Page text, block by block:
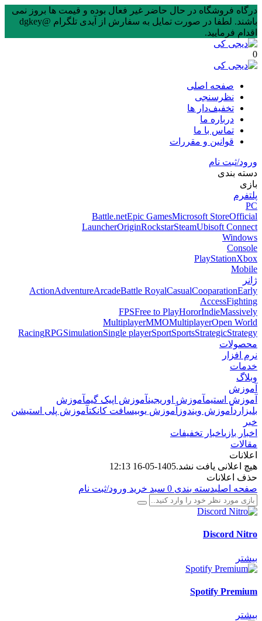
درگاه فروشگاه در حال حاضر غیر فعال بوده و قیمت ها بروز نمی
باشند. لطفا در صورت تمایل به سفارش از آیدی تلگرام @dgkey
اقدام فرمایید.
0
صفحه اصلی
نظرسنجی
تخفیف‌دار ها
درباره ما
تماس با ما
قوانین و مقررات
ورود/ثبت نام
دسته بندی
بازی
پلتفرم
PC
Battle.netEpic GamesMicrosoft StoreOfficial
LauncherOriginRockstarSteamUbisoft Connect
Windows
Console
PlayStationXbox
Mobile
ژانر
ActionAdventureArcadeBattle RoyalCasualCooparationEarly
AccessFighting
FPSFree to PlayHororIndieMassively
MultiplayerMMOMultiplayerOpen World
RacingRPGSimulationSingle playerSportSportsStrategicStrategy
محصولات
نرم افزار
خدمات
وبلاگ
آموزش
آموزش استیمآموزش اوریجینآموزش اپیک گیمآموزش
بلیزارد آموزش ویندوز آموزش یوبیسافت کانکتآموزش پلی استیشن
خبر
اخبار بازیاخبار تخفیفات
مقالات
اعلانات
هیچ اعلانی یافت نشد.1405-05-16 12:13
حذف اعلانات
صفحه اصلیدسته بندی 0 سبد خرید ورود/ثبت نام
Discord Nitro
بیشتر
Spotify Premium
بیشتر